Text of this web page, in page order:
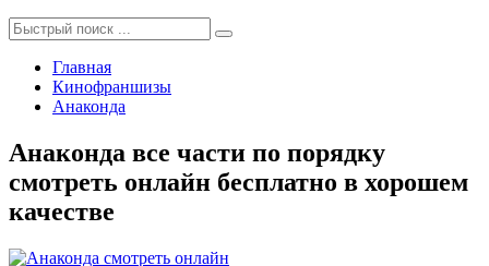
Главная
Кинофраншизы
Анаконда
Анаконда все части по порядку
смотреть онлайн бесплатно в хорошем
качестве